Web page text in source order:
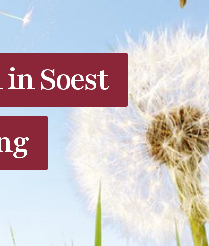
Soest